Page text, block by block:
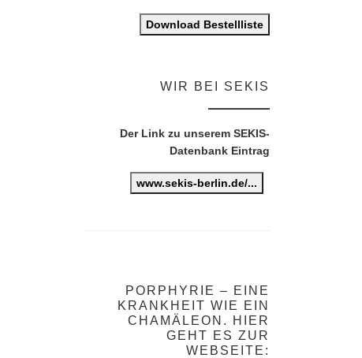
Download Bestellliste
WIR BEI SEKIS
Der Link zu unserem SEKIS-
Datenbank Eintrag
www.sekis-berlin.de/...
PORPHYRIE – EINE
KRANKHEIT WIE EIN
CHAMÄLEON. HIER
GEHT ES ZUR
WEBSEITE: